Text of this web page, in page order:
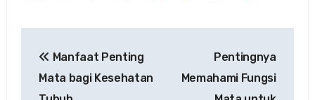
navigation
Manfaat Penting
Mata bagi Kesehatan
Pentingnya
Memahami Fungsi